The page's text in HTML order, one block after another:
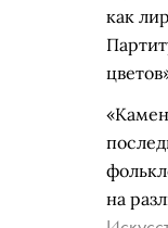
как
на